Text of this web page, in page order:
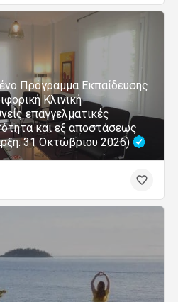
Πρόγραμμα Εκπαίδευσης
Κλινική
επαγγελματικές
και εξ αποστάσεως
31 Οκτώβριου 2026)